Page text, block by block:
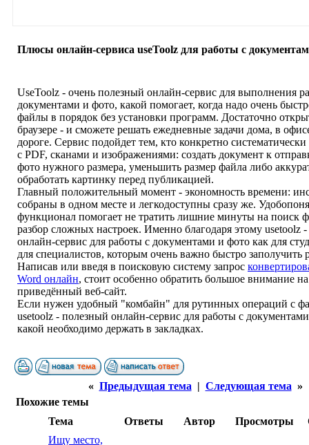
Плюсы онлайн-сервиса useToolz для работы с
UseToolz - очень полезный онлайн-сервис для выполнения
документами и фото, какой помогает, когда надо очень
файлы в порядок без установки программ. Достаточно
браузере - и сможете решать ежедневные задачи дома, в
дороге. Сервис подойдет тем, кто конкретно систематически
с PDF, сканами и изображениями: создать документ к
фото нужного размера, уменьшить размер файла либо
обработать картинку перед публикацией.
Главный положительный момент - экономность времени:
собраны в одном месте и легкодоступны сразу же.
функционал помогает не тратить лишние минуты на поиск
разбор сложных настроек. Именно благодаря этому usetoolz
онлайн-сервис для работы с документами и фото как для
для специалистов, которым очень важно быстро заполучить
Написав или введя в поисковую систему запрос
Word онлайн, стоит особенно обратить большое внимание
приведённый веб-сайт.
Если нужен удобный "комбайн" для рутинных операций с
usetoolz - полезный онлайн-сервис для работы с
какой необходимо держать в закладках.
« Предыдущая тема | Следующая тема »
Похожие темы
Тема
Ответы Автор Просмотры
Ищу место,